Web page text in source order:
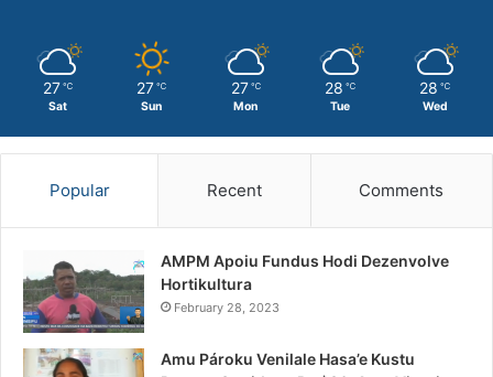
27 ℃
Sat
27 ℃
Sun
27 ℃
Mon
28 ℃
Tue
28 ℃
Wed
Popular Recent Comments
AMPM Apoiu Fundus Hodi Dezenvolve
Hortikultura
February 28, 2023
Amu Pároku Venilale Hasa’e Kustu